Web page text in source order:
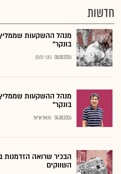
חדשות
מנהל ההשקעות
בונקר"
08.08.2026 כתבי גלובס
מנהל ההשקעות
בונקר"
04.08.2026 נתנאל אריאל
הבכיר שרואה הזדמנות
השווקים